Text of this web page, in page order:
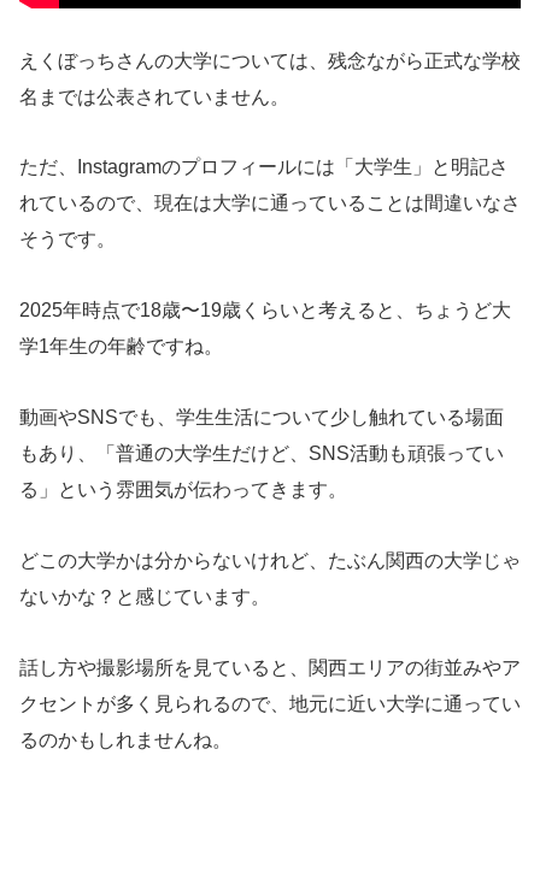
えくぼっちさんの大学については、残念ながら正式な学校
名までは公表されていません。
ただ、Instagramのプロフィールには「大学生」と明記さ
れているので、現在は大学に通っていることは間違いなさ
そうです。
2025年時点で18歳〜19歳くらいと考えると、ちょうど大
学1年生の年齢ですね。
動画やSNSでも、学生生活について少し触れている場面
もあり、「普通の大学生だけど、SNS活動も頑張ってい
る」という雰囲気が伝わってきます。
どこの大学かは分からないけれど、たぶん関西の大学じゃ
ないかな？と感じています。
話し方や撮影場所を見ていると、関西エリアの街並みやア
クセントが多く見られるので、地元に近い大学に通ってい
るのかもしれませんね。